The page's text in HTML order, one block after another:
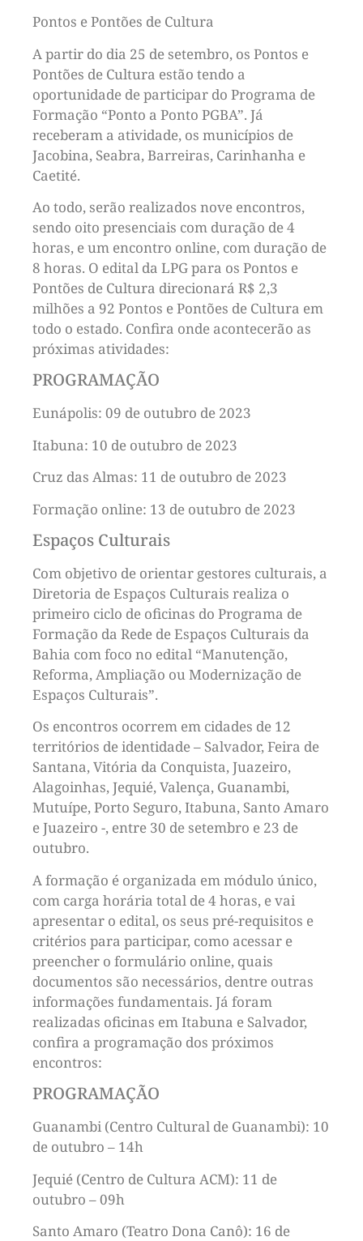
Pontos e Pontões de Cultura
A partir do dia 25 de setembro, os Pontos e
Pontões de Cultura estão tendo a
oportunidade de participar do Programa de
Formação “Ponto a Ponto PGBA”. Já
receberam a atividade, os municípios de
Jacobina, Seabra, Barreiras, Carinhanha e
Caetité.
Ao todo, serão realizados nove encontros,
sendo oito presenciais com duração de 4
horas, e um encontro online, com duração de
8 horas. O edital da LPG para os Pontos e
Pontões de Cultura direcionará R$ 2,3
milhões a 92 Pontos e Pontões de Cultura em
todo o estado. Confira onde acontecerão as
próximas atividades:
PROGRAMAÇÃO
Eunápolis: 09 de outubro de 2023
Itabuna: 10 de outubro de 2023
Cruz das Almas: 11 de outubro de 2023
Formação online: 13 de outubro de 2023
Espaços Culturais
Com objetivo de orientar gestores culturais, a
Diretoria de Espaços Culturais realiza o
primeiro ciclo de oficinas do Programa de
Formação da Rede de Espaços Culturais da
Bahia com foco no edital “Manutenção,
Reforma, Ampliação ou Modernização de
Espaços Culturais”.
Os encontros ocorrem em cidades de 12
territórios de identidade – Salvador, Feira de
Santana, Vitória da Conquista, Juazeiro,
Alagoinhas, Jequié, Valença, Guanambi,
Mutuípe, Porto Seguro, Itabuna, Santo Amaro
e Juazeiro -, entre 30 de setembro e 23 de
outubro.
A formação é organizada em módulo único,
com carga horária total de 4 horas, e vai
apresentar o edital, os seus pré-requisitos e
critérios para participar, como acessar e
preencher o formulário online, quais
documentos são necessários, dentre outras
informações fundamentais. Já foram
realizadas oficinas em Itabuna e Salvador,
confira a programação dos próximos
encontros:
PROGRAMAÇÃO
Guanambi (Centro Cultural de Guanambi): 10
de outubro – 14h
Jequié (Centro de Cultura ACM): 11 de
outubro – 09h
Santo Amaro (Teatro Dona Canô): 16 de